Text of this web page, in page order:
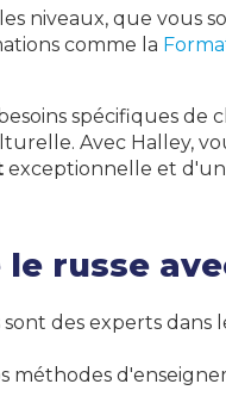
niveaux, que vous
comme la
spécifiques de
Avec Halley,
exceptionnelle et d'un
russe
sont des experts dans
méthodes